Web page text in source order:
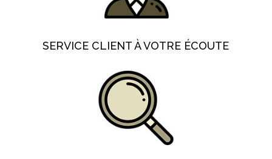
SERVICE CLIENT À VOTRE ÉCOUTE